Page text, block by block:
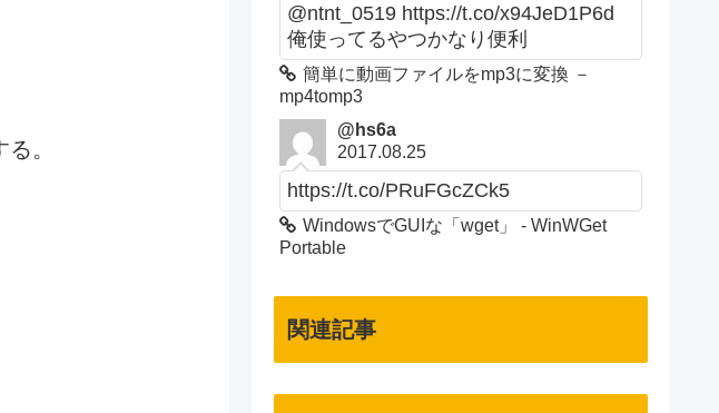
。
@ntnt_0519 https://t.co/x94JeD1P6d
俺使ってるやつかなり便利
簡単に動画ファイルをmp3に変換 －
mp4tomp3
@hs6a
2017.08.25
https://t.co/PRuFGcZCk5
WindowsでGUIな「wget」 - WinWGet
Portable
関連記事